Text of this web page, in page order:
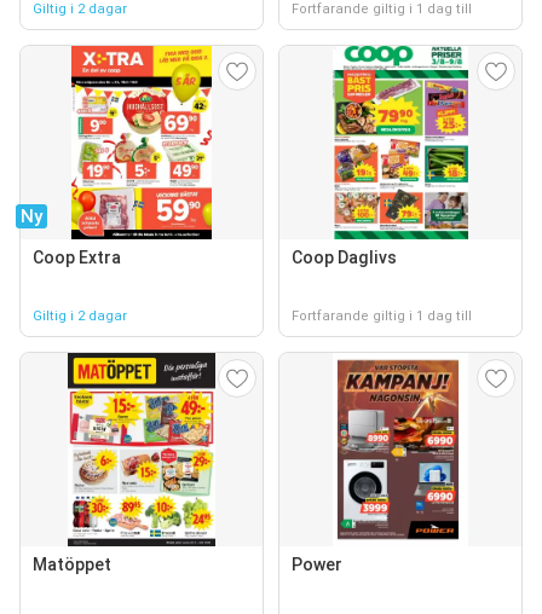
Giltig i 2 dagar Fortfarande giltig i 1 dag till
Ny
Coop Extra
Giltig i 2 dagar
Coop Daglivs
Fortfarande giltig i 1 dag till
Matöppet Power